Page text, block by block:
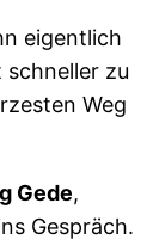
eigentlich
schneller zu
Weg
Gede,
Gespräch.